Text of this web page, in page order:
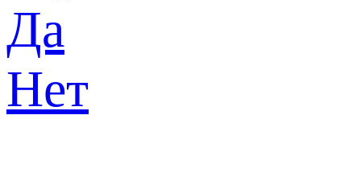
Да
Нет